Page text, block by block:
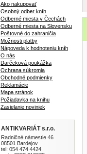
Ako nakupovať
Osobný odber kníh
Odberné miesta v Čechách
Odberné miesta na Slovensku
Poštovné do zahraničia
Možnosti platby
Nápoveda k hodnoteniu kníh
O nás
Darčeková poukážka
Ochrana súkromia
Obchodné podmienky
Reklamácie
Mapa stránok
Požiadavka na knihu
Zasielanie noviniek
ANTIKVARIÁT s.r.o.
Radničné námestie 46
08501 Bardejov
tel: 054 474 4424